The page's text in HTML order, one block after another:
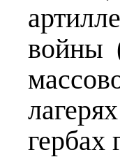
войны
гербах